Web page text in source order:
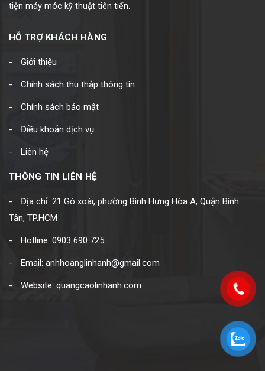
tiện máy móc kỹ thuật tiên tiến.
HỖ TRỢ KHÁCH HÀNG
Giới thiệu
Chính sách thu thập thông tin
Chính sách bảo mật
Điều khoản dịch vụ
Liên hệ
THÔNG TIN LIÊN HỆ
Địa chỉ: 21 Gò xoài, phường Bình Hưng Hòa A, Quận Bình
Tân, TP.HCM
Hotline: 0903 690 725
Email: anhhoanglinhanh@gmail.com
Website: quangcaolinhanh.com